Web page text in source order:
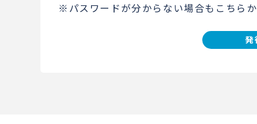
※パスワードが分からない場合もこちらか
発